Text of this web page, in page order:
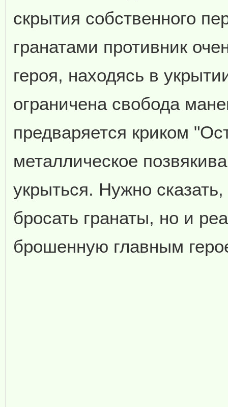
скрытия собственного
гранатами противник
героя, находясь в
ограничена свобода
предваряется криком
металлическое
укрыться. Нужно
бросать гранаты, но и
брошенную главным